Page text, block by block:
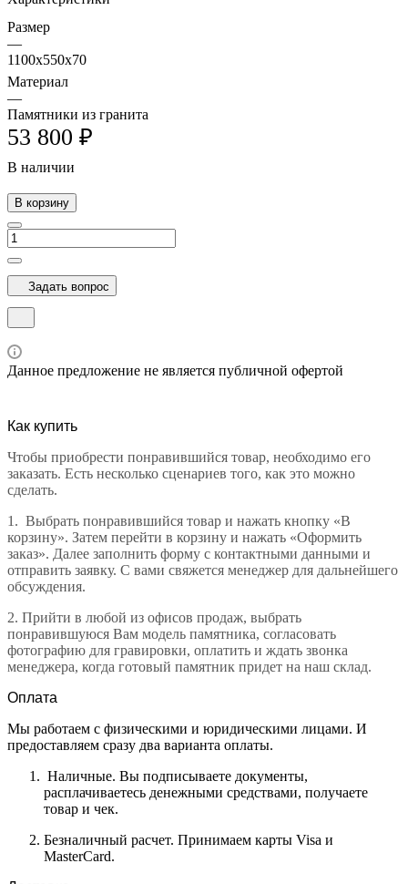
Размер
—
1100x550x70
Материал
—
Памятники из гранита
53 800 ₽
В наличии
В корзину
Задать вопрос
Данное предложение не является публичной офертой
Как купить
Чтобы приобрести понравившийся товар, необходимо его
заказать. Есть несколько сценариев того, как это можно
сделать.
1. Выбрать понравившийся товар и нажать кнопку «В
корзину». Затем перейти в корзину и нажать «Оформить
заказ». Далее заполнить форму с контактными данными и
отправить заявку. С вами свяжется менеджер для дальнейшего
обсуждения.
2. Прийти в любой из офисов продаж, выбрать
понравившуюся Вам модель памятника, согласовать
фотографию для гравировки, оплатить и ждать звонка
менеджера, когда готовый памятник придет на наш склад.
Оплата
Мы работаем с физическими и юридическими лицами. И
предоставляем сразу два варианта оплаты.
Наличные. Вы подписываете документы,
расплачиваетесь денежными средствами, получаете
товар и чек.
Безналичный расчет. Принимаем карты Visa и
MasterCard.